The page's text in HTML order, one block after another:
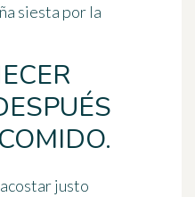
siesta por la
justo